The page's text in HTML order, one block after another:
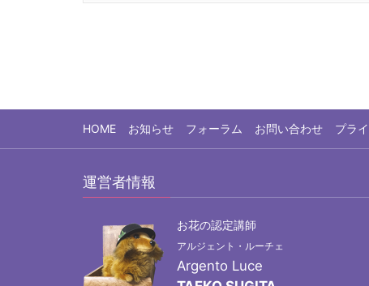
HOME お知らせ フォーラム お問い合わせ プラ
運営者情報
お花の認定講師
アルジェント・ルーチェ
Argento Luce